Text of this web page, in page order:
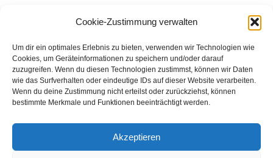
Cookie-Zustimmung verwalten
Um dir ein optimales Erlebnis zu bieten, verwenden wir Technologien wie
Cookies, um Geräteinformationen zu speichern und/oder darauf
zuzugreifen. Wenn du diesen Technologien zustimmst, können wir Daten
wie das Surfverhalten oder eindeutige IDs auf dieser Website verarbeiten.
Wenn du deine Zustimmung nicht erteilst oder zurückziehst, können
bestimmte Merkmale und Funktionen beeinträchtigt werden.
Akzeptieren
© Weingut Thomas Steigelmann
HOME AKTUELLES WEINGUT SHOP FEWOS